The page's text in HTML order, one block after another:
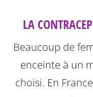
LA
Beaucoup de
enceinte à un
choisi. En